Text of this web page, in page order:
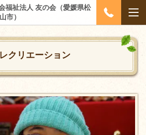
福祉法人 友の会（愛媛県松
山市）
レクリエーション